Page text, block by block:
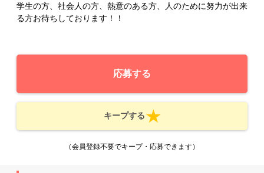
学生の方、社会人の方、熱意のある方、人のために努力が出来
る方お待ちしております！！
応募する
キープする
（会員登録不要でキープ・応募できます）